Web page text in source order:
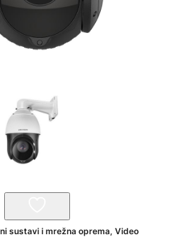
sustavi i mrežna oprema,Video